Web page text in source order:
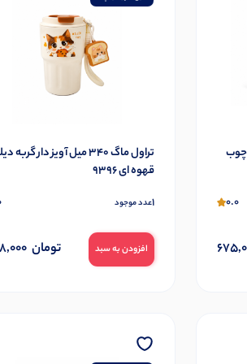
0.0
تراول ماگ 340 میل آویز دار گربه
قهوه ای 9396
1عدد موجود
افزودن به سبد تومان